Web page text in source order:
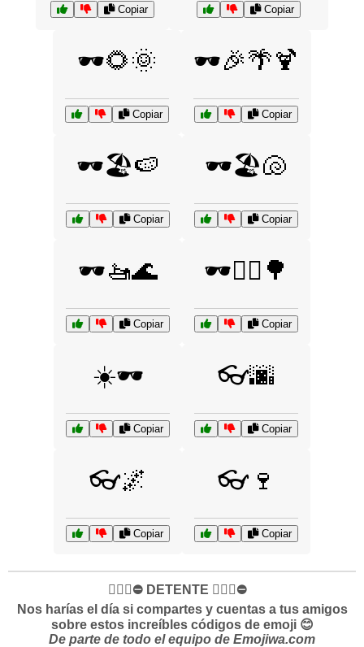
Copiar Copiar
🕶️🌻🌞
Copiar
🕶️🎉🌴🍹
Copiar
🕶️🏖️🍉
Copiar
🕶️🏖️🐚
Copiar
🕶️🚤🌊
Copiar
🕶️🚴‍♂️🌳
Copiar
☀️🕶️
Copiar
👓🌆
Copiar
👓🌌
Copiar
👓🍷
Copiar
✋🏻🛑⛔️ DETENTE ✋🏻🛑⛔️
Nos harías el día si compartes y cuentas a tus amigos
sobre estos increíbles códigos de emoji 😊
De parte de todo el equipo de Emojiwa.com